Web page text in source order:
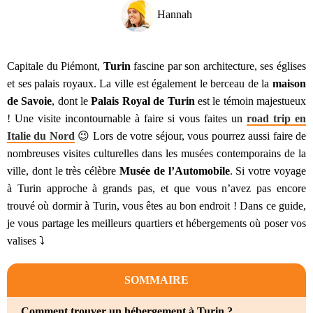
Hannah
Capitale du Piémont, Turin fascine par son architecture, ses églises
et ses palais royaux. La ville est également le berceau de la maison
de Savoie, dont lePalais Royal de Turin est le témoin majestueux
! Une visite incontournable à faire si vous faites un road trip en
Italie du Nord 😉 Lors de votre séjour, vous pourrez aussi faire de
nombreuses visites culturelles dans les musées contemporains de la
ville, dont le très célèbre Musée de l’Automobile. Si votre voyage
à Turin approche à grands pas, et que vous n’avez pas encore
trouvé où dormir à Turin, vous êtes au bon endroit ! Dans ce guide,
je vous partage les meilleurs quartiers et hébergements où poser vos
valises ⤵️
SOMMAIRE